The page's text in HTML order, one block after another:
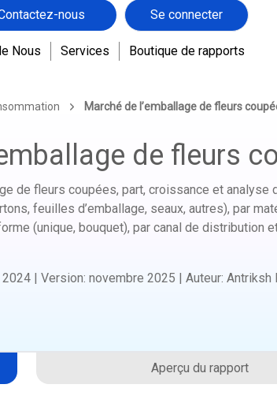
nous Se connecter
Nous Services Boutique de rapports
Marché de l’emballage de fleurs
de fleurs
de fleurs coupées, part, croissance et analyse
feuilles d’emballage, seaux, autres), par
(unique, bouquet), par canal de distribution
2024 | Version: novembre 2025 | Auteur: Antriksh
Aperçu du rapport